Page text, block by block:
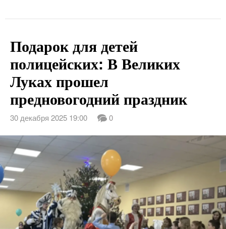
Подарок для детей
полицейских: В Великих
Луках прошел
предновогодний праздник
30 декабря 2025 19:00 0